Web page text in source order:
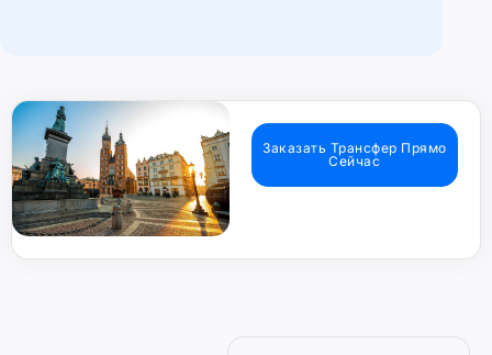
Заказать Трансфер Прямо
Сейчас